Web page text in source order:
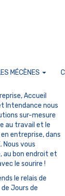
MÉCÈNES
pour les
Accueil
Intendance nous
sur-mesure
au travail et le
entreprise, dans
Nous vous
au bon endroit et
le sourire !
le relais de
Jours de